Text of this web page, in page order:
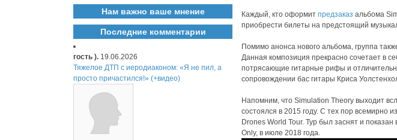
Каждый, кто оформит предзаказ альбома
приобрести билеты на предстоящий
Помимо анонса нового альбома, группа
Данная композиция прекрасно сочетает в
потрясающие гитарные рифы и
сопровождении бас гитары Криса
Напомним, что Simulation Theory выходит
состоялся в 2015 году. С тех пор всемирно
Drones World Tour. Тур был заснят и
Only, в июле 2018 года.
Нам важно ваше мнение
Последние комментарии
гость ). 19.06.2026
Тяжелое ДТП с иеродиаконом: «Я не пил, а
просто причастился!» (+видео)